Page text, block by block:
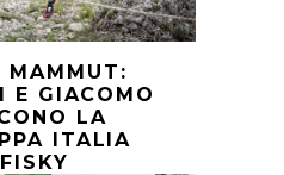
MAMMUT:
E GIACOMO
LA
ITALIA